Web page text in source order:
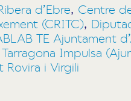
d’Ebre, Centre
(CRITC),
TE Ajuntament
Tarragona Impulsa
Rovira i Virgili